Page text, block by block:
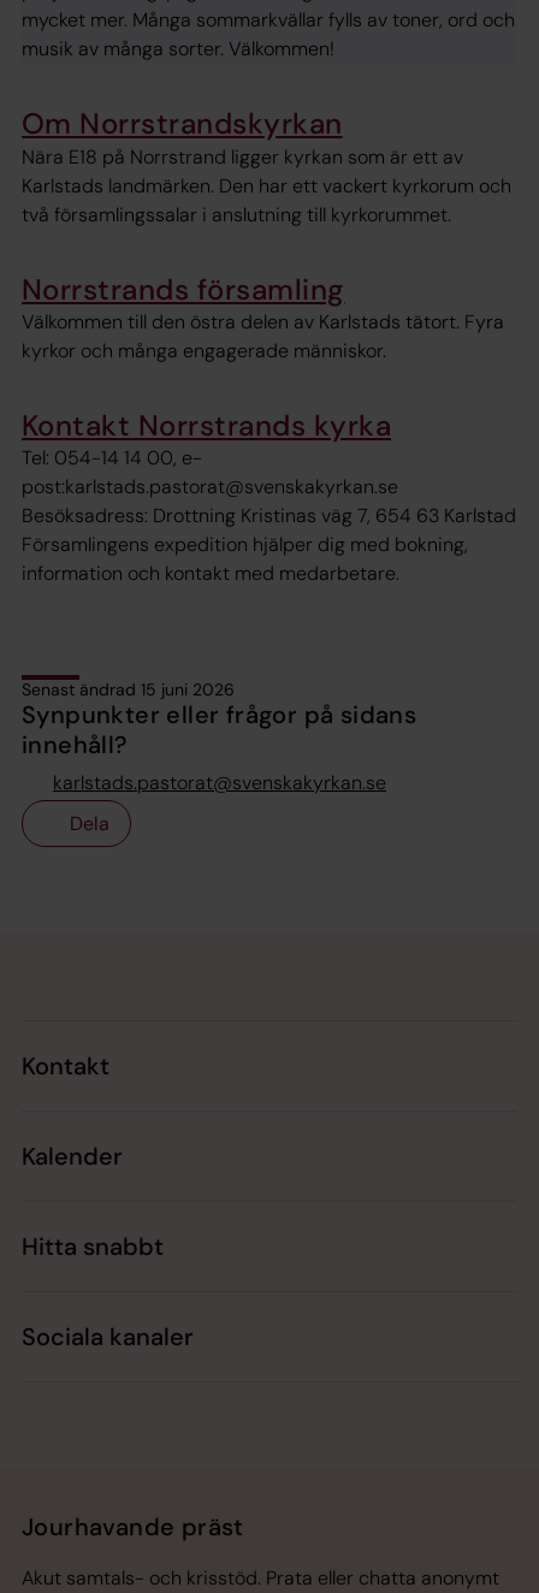
mycket mer. Många sommarkvällar fylls av toner, ord och
musik av många sorter. Välkommen!
Om Norrstrandskyrkan
Nära E18 på Norrstrand ligger kyrkan som är ett av
Karlstads landmärken. Den har ett vackert kyrkorum och
två församlingssalar i anslutning till kyrkorummet.
Norrstrands församling
Välkommen till den östra delen av Karlstads tätort. Fyra
kyrkor och många engagerade människor.
Kontakt Norrstrands kyrka
Tel: 054-14 14 00, e-
post:karlstads.pastorat@svenskakyrkan.se
Besöksadress: Drottning Kristinas väg 7, 654 63 Karlstad
Församlingens expedition hjälper dig med bokning,
information och kontakt med medarbetare.
Senast ändrad 15 juni 2026
Synpunkter eller frågor på sidans
innehåll?
karlstads.pastorat@svenskakyrkan.se
Dela
Kontakt
Kalender
Hitta snabbt
Sociala kanaler
Jourhavande präst
Akut samtals- och krisstöd. Prata eller chatta anonymt